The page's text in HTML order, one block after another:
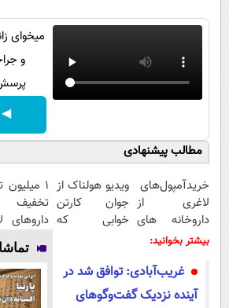
میخوای
و
◀
مطالب پیشنهادی
خریدآمپول‌های
لاغری از
داروخانه های
اطرافت، ارسال
پک یخ!
ویدیو هولناک از
جوان کارتن
خوابی که
1
تخفیف
داروهای
با
یخ!
بیشتر بخوانید:
غریب‌آبادی: توافق شد در
آینده نزدیک گفت‌وگوهای